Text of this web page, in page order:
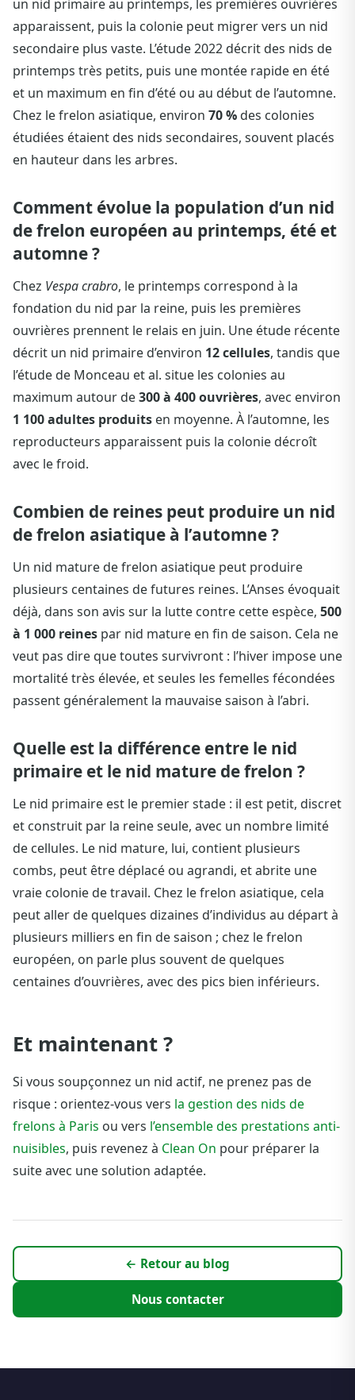
un nid primaire au printemps, les premières ouvrières
apparaissent, puis la colonie peut migrer vers un nid
secondaire plus vaste. L’étude 2022 décrit des nids de
printemps très petits, puis une montée rapide en été
et un maximum en fin d’été ou au début de l’automne.
Chez le frelon asiatique, environ 70 % des colonies
étudiées étaient des nids secondaires, souvent placés
en hauteur dans les arbres.
Comment évolue la population d’un nid
de frelon européen au printemps, été et
automne ?
Chez Vespa crabro, le printemps correspond à la
fondation du nid par la reine, puis les premières
ouvrières prennent le relais en juin. Une étude récente
décrit un nid primaire d’environ 12 cellules, tandis que
l’étude de Monceau et al. situe les colonies au
maximum autour de300 à 400 ouvrières, avec environ
1 100 adultes produits en moyenne. À l’automne, les
reproducteurs apparaissent puis la colonie décroît
avec le froid.
Combien de reines peut produire un nid
de frelon asiatique à l’automne ?
Un nid mature de frelon asiatique peut produire
plusieurs centaines de futures reines. L’Anses évoquait
déjà, dans son avis sur la lutte contre cette espèce, 500
à 1 000 reines par nid mature en fin de saison. Cela ne
veut pas dire que toutes survivront : l’hiver impose une
mortalité très élevée, et seules les femelles fécondées
passent généralement la mauvaise saison à l’abri.
Quelle est la différence entre le nid
primaire et le nid mature de frelon ?
Le nid primaire est le premier stade : il est petit, discret
et construit par la reine seule, avec un nombre limité
de cellules. Le nid mature, lui, contient plusieurs
combs, peut être déplacé ou agrandi, et abrite une
vraie colonie de travail. Chez le frelon asiatique, cela
peut aller de quelques dizaines d’individus au départ à
plusieurs milliers en fin de saison ; chez le frelon
européen, on parle plus souvent de quelques
centaines d’ouvrières, avec des pics bien inférieurs.
Et maintenant ?
Si vous soupçonnez un nid actif, ne prenez pas de
risque : orientez-vous vers la gestion des nids de
frelons à Paris ou vers l’ensemble des prestations anti-
nuisibles, puis revenez à Clean On pour préparer la
suite avec une solution adaptée.
← Retour au blog
Nous contacter